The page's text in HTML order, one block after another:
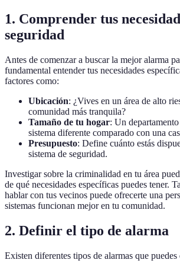
1. Comprender tus
seguridad
Antes de comenzar a buscar la mejor alarma
fundamental entender tus necesidades
factores como:
Ubicación: ¿Vives en un área de alto
comunidad más tranquila?
Tamaño de tu hogar: Un
sistema diferente comparado con una
Presupuesto: Define cuánto estás
sistema de seguridad.
Investigar sobre la criminalidad en tu área
de qué necesidades específicas puedes tener.
hablar con tus vecinos puede ofrecerte una
sistemas funcionan mejor en tu comunidad.
2. Definir el tipo de alarma
Existen diferentes tipos de alarmas que puedes